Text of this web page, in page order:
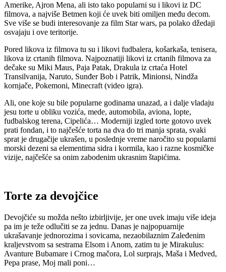
Amerike, Ajron Mena, ali isto tako popularni su i likovi iz DC
filmova, a najviše Betmen koji će uvek biti omiljen među decom.
Sve više se budi interesovanje za film Star wars, pa polako džedaji
osvajaju i ove teritorije.
Pored likova iz filmova tu su i likovi fudbalera, košarkaša, tenisera,
likova iz crtanih filmova. Najpoznatiji likovi iz crtanih filmova za
dečake su Miki Maus, Paja Patak, Drakula iz crtaća Hotel
Transilvanija, Naruto, Sunđer Bob i Patrik, Minionsi, Nindža
kornjače, Pokemoni, Minecraft (video igra).
Ali, one koje su bile popularne godinama unazad, a i dalje vladaju
jesu torte u obliku vozića, mede, automobila, aviona, lopte,
fudbalskog terena, Cipelića… Moderniji izgled torte gotovo uvek
prati fondan, i to najčešće torta na dva do tri manja sprata, svaki
sprat je drugačije ukrašen, u poslednje vreme naročito su popularni
morski dezeni sa elementima sidra i kormila, kao i razne kosmičke
vizije, najčešće sa onim zabodenim ukrasnim štapićima.
Torte za devojčice
Devojčiće su možda nešto izbirljivije, jer one uvek imaju više ideja
pa im je teže odlučiti se za jednu. Danas je najpopuarnije
ukrašavanje jednorozima i sovicama, nezaobilaznim Zaleđenim
kraljevstvom sa sestrama Elsom i Anom, zatim tu je Mirakulus:
Avanture Bubamare i Crnog mačora, Lol surprajs, Maša i Medved,
Pepa prase, Moj mali poni…